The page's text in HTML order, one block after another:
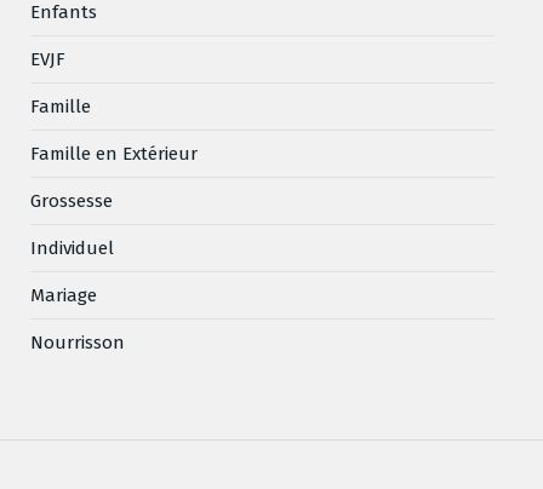
Enfants
EVJF
Famille
Famille en Extérieur
Grossesse
Individuel
Mariage
Nourrisson